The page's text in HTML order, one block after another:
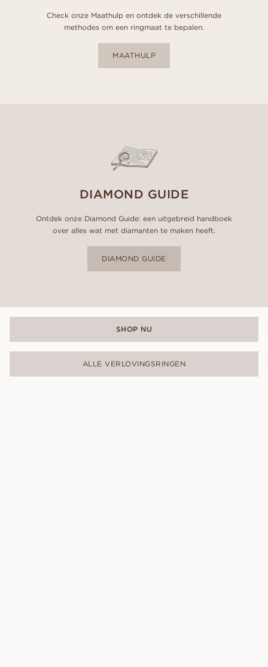
Check onze Maathulp en ontdek de verschillende
methodes om een ringmaat te bepalen.
MAATHULP
DIAMOND GUIDE
Ontdek onze Diamond Guide: een uitgebreid handboek
over alles wat met diamanten te maken heeft.
DIAMOND GUIDE
SHOP NU
ALLE VERLOVINGSRINGEN